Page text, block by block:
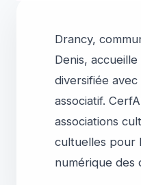
Drancy,
Denis,
diversifiée
associatif.
associations
cultuelles pour